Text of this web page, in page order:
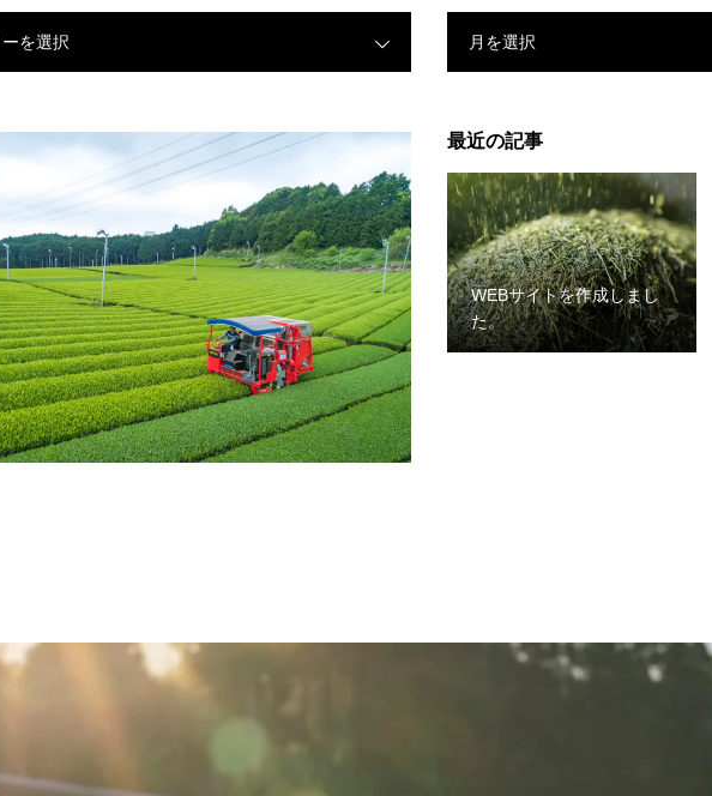
を選択 月を選択
最近の記事
WEBサイトを作成しまし
た。